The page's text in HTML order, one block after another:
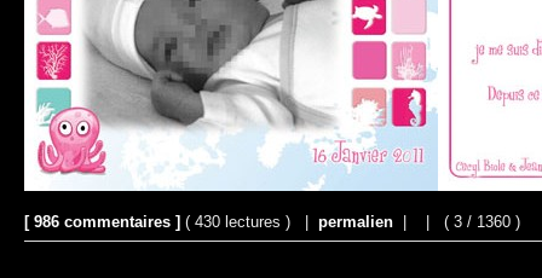
[ 986 commentaires ] ( 430 lectures ) | permalien ( 3 / 1360 )